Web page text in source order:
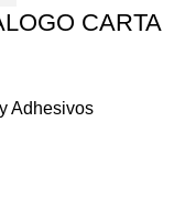
CARTA
Adhesivos